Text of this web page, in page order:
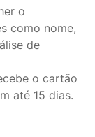
o
como nome,
de
o cartão
até 15 dias.